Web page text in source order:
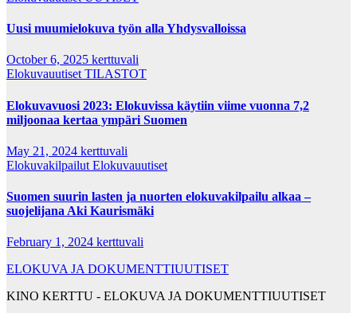
Uusi muumielokuva työn alla Yhdysvalloissa
October 6, 2025 kerttuvali
Elokuvauutiset TILASTOT
Elokuvavuosi 2023: Elokuvissa käytiin viime vuonna 7,2
miljoonaa kertaa ympäri Suomen
May 21, 2024 kerttuvali
Elokuvakilpailut Elokuvauutiset
Suomen suurin lasten ja nuorten elokuvakilpailu alkaa –
suojelijana Aki Kaurismäki
February 1, 2024 kerttuvali
ELOKUVA JA DOKUMENTTIUUTISET
KINO KERTTU - ELOKUVA JA DOKUMENTTIUUTISET